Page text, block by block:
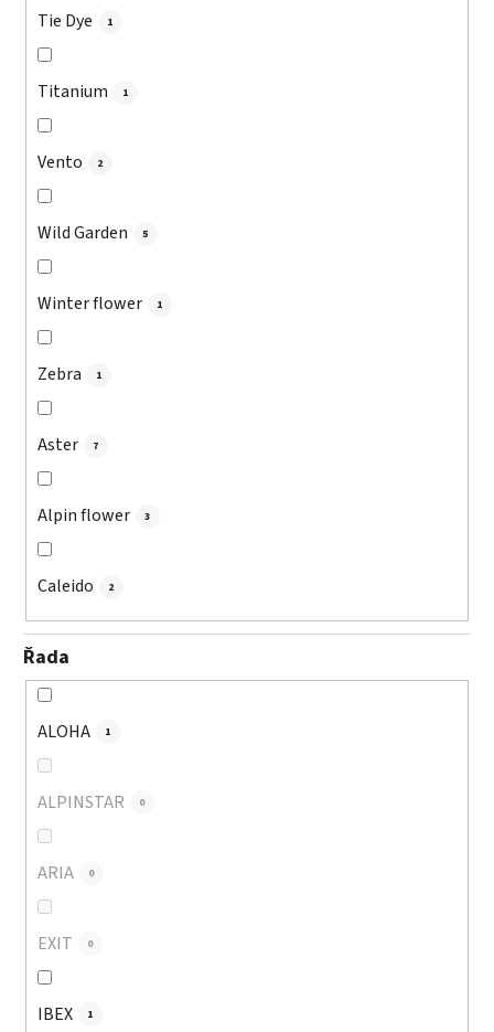
Tie Dye 1
Titanium 1
Vento 2
Wild Garden 5
Winter flower 1
Zebra 1
Aster 7
Alpin flower 3
Caleido 2
Řada
ALOHA 1
ALPINSTAR 0
ARIA 0
EXIT 0
IBEX 1